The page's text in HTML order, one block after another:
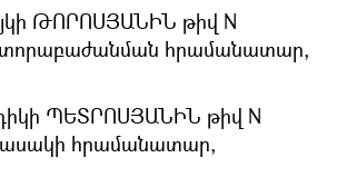
ԹՈՐՈՍՅԱՆԻՆ թիվ N
հրամանատար,
ՊԵՏՐՈՍՅԱՆԻՆ թիվ N
հրամանատար,